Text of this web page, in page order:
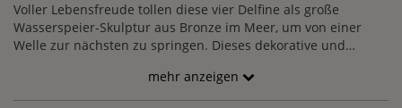
Voller Lebensfreude tollen diese vier Delfine als große
Wasserspeier-Skulptur aus Bronze im Meer, um von einer
Welle zur nächsten zu springen. Dieses dekorative und
Wasserspeier aus Bronze lässt das erfrischende Element auf
besonders originelle Weise in Ihrem Garten plätschern. Die in
mehr anzeigen